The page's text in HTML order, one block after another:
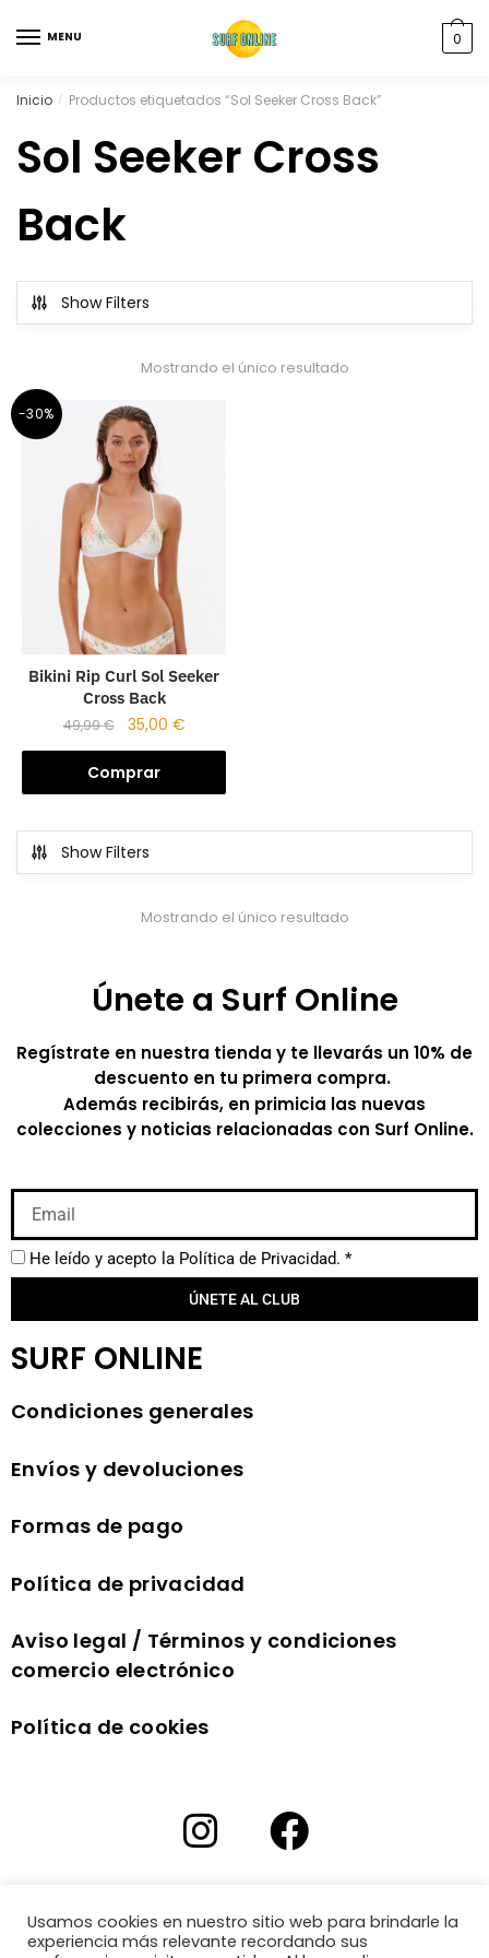
MENU 0
Inicio / Productos etiquetados “Sol Seeker Cross Back”
Sol Seeker Cross
Back
Show Filters
Mostrando el único resultado
-30%
Bikini Rip Curl Sol Seeker
Cross Back
49,99€ 35,00 €
Comprar
Show Filters
Mostrando el único resultado
Únete a Surf Online
Regístrate en nuestra tienda y te llevarás un 10% de
descuento en tu primera compra.
Además recibirás, en primicia las nuevas
colecciones y noticias relacionadas con Surf Online.
He leído y acepto la Política de Privacidad. *
ÚNETE AL CLUB
SURF ONLINE
Condiciones generales
Envíos y devoluciones
Formas de pago
Política de privacidad
Aviso legal / Términos y condiciones
comercio electrónico
Política de cookies
Usamos cookies en nuestro sitio web para brindarle la
experiencia más relevante recordando sus